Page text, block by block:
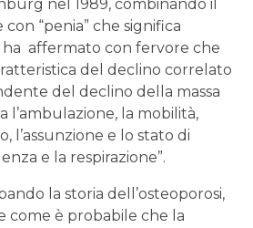
nel 1989, combinando il
con “penia” che significa
ha affermato con fervore che
del declino correlato
del declino della massa
l’ambulazione, la mobilità,
l’assunzione e lo stato di
e la respirazione”.
la storia dell’osteoporosi,
come è probabile che la